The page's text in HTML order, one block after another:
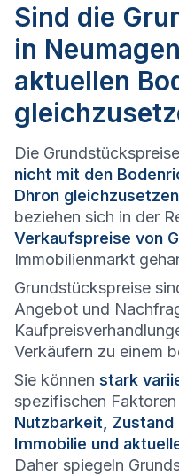
Sind die
in
aktuellen
Die
nicht mit den
Dhron gleichzusetzen
beziehen sich in der
Verkaufspreise von
Immobilienmarkt
Grundstückspreise
Angebot und
Verkäufern zu einem
Sie können stark
spezifischen
Nutzbarkeit, Zustand
Immobilie und
Daher spiegeln